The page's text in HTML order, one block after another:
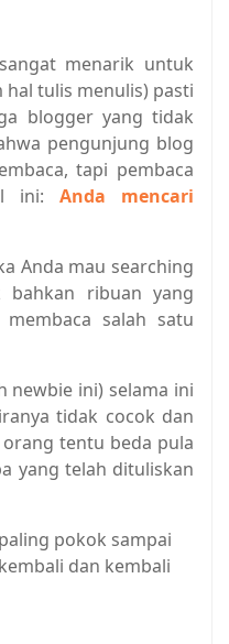
menarik untuk
tulis menulis) pasti
blogger yang tidak
pengunjung blog
tapi pembaca
ini: Anda mencari
Anda mau searching
bahkan ribuan yang
salah satu
newbie ini) selama ini
tidak cocok dan
tentu beda pula
yang telah dituliskan
pokok sampai
dan kembali